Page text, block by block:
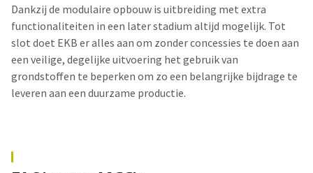
Dankzij de modulaire opbouw is uitbreiding met extra
functionaliteiten in een later stadium altijd mogelijk. Tot
slot doet EKB er alles aan om zonder concessies te doen aan
een veilige, degelijke uitvoering het gebruik van
grondstoffen te beperken om zo een belangrijke bijdrage te
leveren aan een duurzame productie.